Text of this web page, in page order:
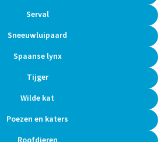
Serval
Sneeuwluipaard
Spaanse lynx
Tijger
Wilde kat
Poezen en katers